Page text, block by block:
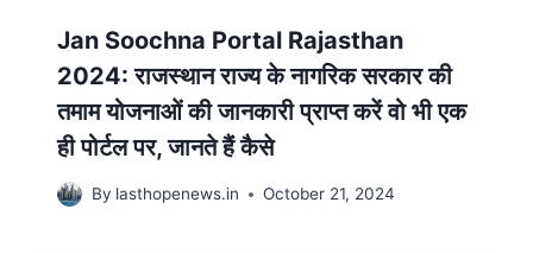
Jan Soochna Portal Rajasthan
2024: राजस्थान राज्य के नागरिक सरकार की
तमाम योजनाओं की जानकारी प्राप्त करें वो भी एक
ही पोर्टल पर, जानते हैं कैसे
By lasthopenews.in October 21, 2024